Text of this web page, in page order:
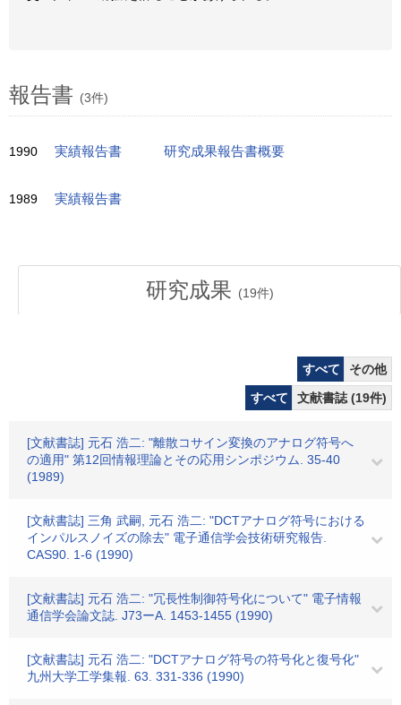
報告書 (3件)
1990 実績報告書 研究成果報告書概要
1989 実績報告書
研究成果 (19件)
すべて
その他
すべて
文献書誌 (19件)
[文献書誌] 元石 浩二: "離散コサイン変換のアナログ符号へ
の適用" 第12回情報理論とその応用シンポジウム. 35-40
(1989)
[文献書誌] 三角 武嗣, 元石 浩二: "DCTアナログ符号における
インパルスノイズの除去" 電子通信学会技術研究報告.
CAS90. 1-6 (1990)
[文献書誌] 元石 浩二: "冗長性制御符号化について" 電子情報
通信学会論文誌. J73ーA. 1453-1455 (1990)
[文献書誌] 元石 浩二: "DCTアナログ符号の符号化と復号化"
九州大学工学集報. 63. 331-336 (1990)